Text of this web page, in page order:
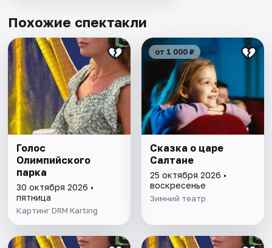
Похожие спектакли
Голос
Олимпийского
парка
30 октября 2026 •
пятница
Картинг DRM Karting
от 1 000 ₽
Сказка о царе
Салтане
25 октября 2026 •
воскресенье
Зимний театр